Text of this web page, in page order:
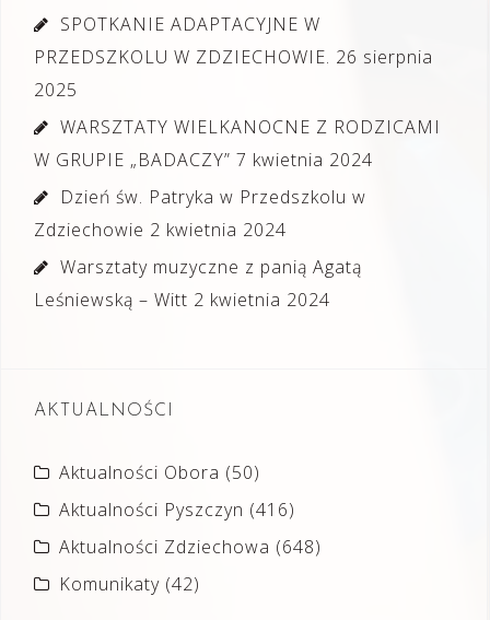
SPOTKANIE ADAPTACYJNE W
PRZEDSZKOLU W ZDZIECHOWIE. 26 sierpnia
2025
WARSZTATY WIELKANOCNE Z RODZICAMI
W GRUPIE „BADACZY” 7 kwietnia 2024
Dzień św. Patryka w Przedszkolu w
Zdziechowie 2 kwietnia 2024
Warsztaty muzyczne z panią Agatą
Leśniewską – Witt 2 kwietnia 2024
AKTUALNOŚCI
Aktualności Obora (50)
Aktualności Pyszczyn (416)
Aktualności Zdziechowa (648)
Komunikaty (42)